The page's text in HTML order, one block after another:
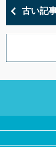
古い記